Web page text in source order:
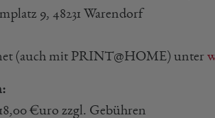
9, 48231 Warendorf
(auch mit PRINT@HOME) unter
€uro zzgl. Gebühren